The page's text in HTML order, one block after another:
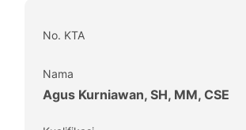
No. KTA
Nama
Agus Kurniawan, SH, MM, CSE